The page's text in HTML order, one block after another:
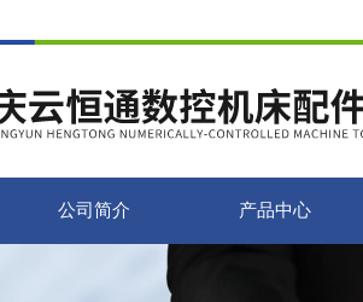
公司简介 产品中心